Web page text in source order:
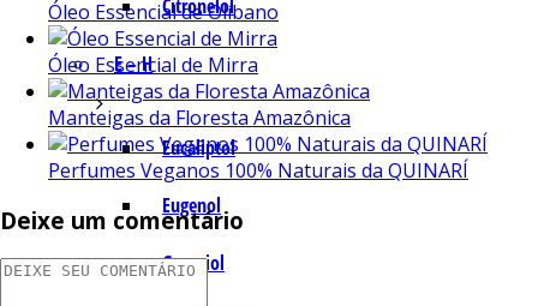
Citronelol
E – H
Eucaliptol
Eugenol
Geraniol
Óleo Essencial de Olíbano
Óleo Essencial de Mirra
Manteigas da Floresta Amazônica
Perfumes Veganos 100% Naturais da QUINARÍ
Deixe um comentário